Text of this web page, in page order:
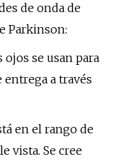
de onda de
Parkinson:
ojos se usan para
entrega a través
en el rango de
vista. Se cree